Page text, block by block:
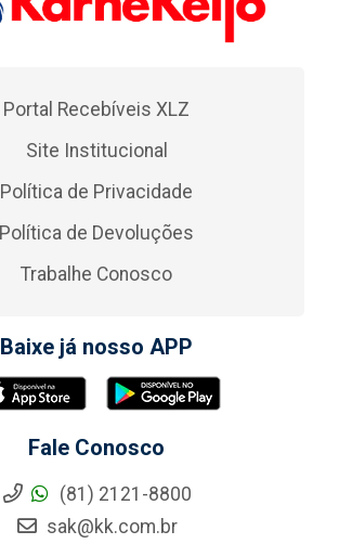
Portal Recebíveis XLZ
Site Institucional
Política de Privacidade
Política de Devoluções
Trabalhe Conosco
Baixe já nosso APP
Fale Conosco
(81) 2121-8800
sak@kk.com.br